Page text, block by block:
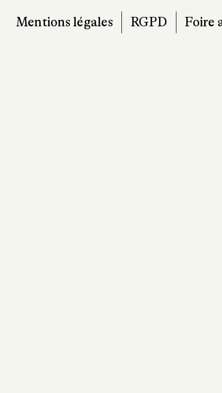
Mentions légales RGPD Foire